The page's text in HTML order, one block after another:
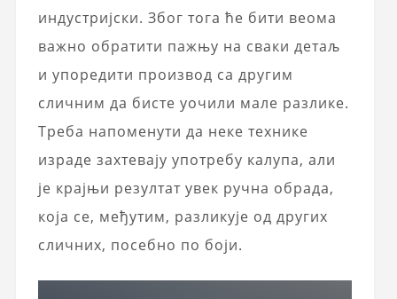
индустријски. Због тога ће бити веома
важно обратити пажњу на сваки детаљ
и упоредити производ са другим
сличним да бисте уочили мале разлике.
Треба напоменути да неке технике
израде захтевају употребу калупа, али
је крајњи резултат увек ручна обрада,
која се, међутим, разликује од других
сличних, посебно по боји.